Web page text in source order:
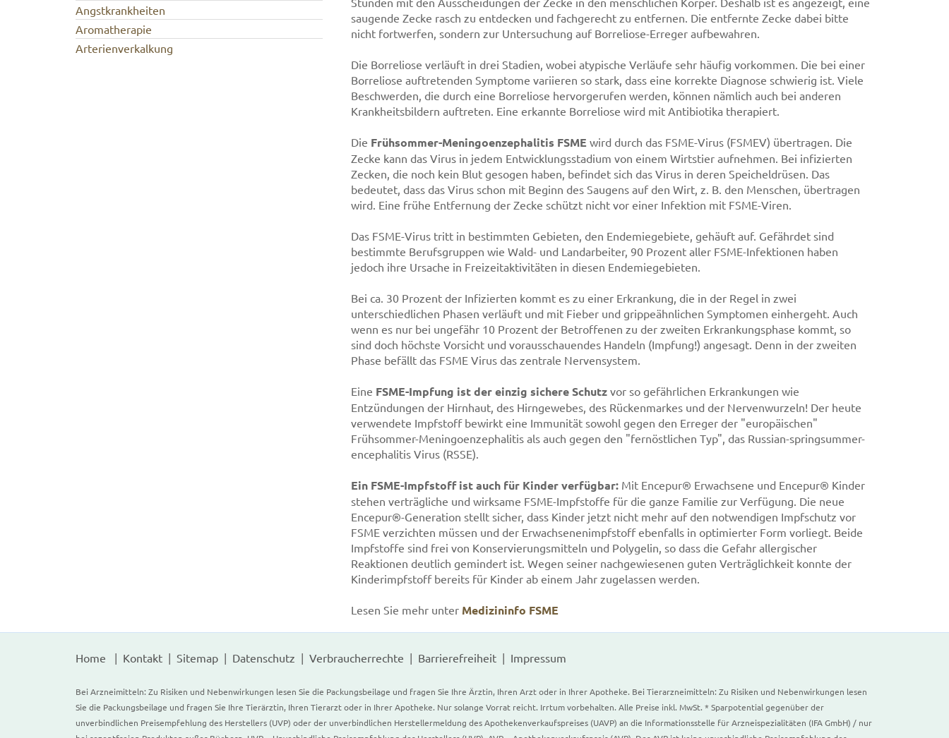
Angstkrankheiten
Aromatherapie
Arterienverkalkung
saugende Zecke rasch zu entdecken und fachgerecht zu entfernen. Die entfernte Zecke dabei bitte
nicht fortwerfen, sondern zur Untersuchung auf Borreliose-Erreger aufbewahren.
Die Borreliose verläuft in drei Stadien, wobei atypische Verläufe sehr häufig vorkommen. Die bei einer
Borreliose auftretenden Symptome variieren so stark, dass eine korrekte Diagnose schwierig ist. Viele
Beschwerden, die durch eine Borreliose hervorgerufen werden, können nämlich auch bei anderen
Krankheitsbildern auftreten. Eine erkannte Borreliose wird mit Antibiotika therapiert.
Die Frühsommer-Meningoenzephalitis FSME wird durch das FSME-Virus (FSMEV) übertragen. Die
Zecke kann das Virus in jedem Entwicklungsstadium von einem Wirtstier aufnehmen. Bei infizierten
Zecken, die noch kein Blut gesogen haben, befindet sich das Virus in deren Speicheldrüsen. Das
bedeutet, dass das Virus schon mit Beginn des Saugens auf den Wirt, z. B. den Menschen, übertragen
wird. Eine frühe Entfernung der Zecke schützt nicht vor einer Infektion mit FSME-Viren.
Das FSME-Virus tritt in bestimmten Gebieten, den Endemiegebiete, gehäuft auf. Gefährdet sind
bestimmte Berufsgruppen wie Wald- und Landarbeiter, 90 Prozent aller FSME-Infektionen haben
jedoch ihre Ursache in Freizeitaktivitäten in diesen Endemiegebieten.
Bei ca. 30 Prozent der Infizierten kommt es zu einer Erkrankung, die in der Regel in zwei
unterschiedlichen Phasen verläuft und mit Fieber und grippeähnlichen Symptomen einhergeht. Auch
wenn es nur bei ungefähr 10 Prozent der Betroffenen zu der zweiten Erkrankungsphase kommt, so
sind doch höchste Vorsicht und vorausschauendes Handeln (Impfung!) angesagt. Denn in der zweiten
Phase befällt das FSME Virus das zentrale Nervensystem.
Eine FSME-Impfung ist der einzig sichere Schutz vor so gefährlichen Erkrankungen wie
Entzündungen der Hirnhaut, des Hirngewebes, des Rückenmarkes und der Nervenwurzeln! Der heute
verwendete Impfstoff bewirkt eine Immunität sowohl gegen den Erreger der "europäischen"
Frühsommer-Meningoenzephalitis als auch gegen den "fernöstlichen Typ", das Russian-springsummer-
encephalitis Virus (RSSE).
Ein FSME-Impfstoff ist auch für Kinder verfügbar: Mit Encepur® Erwachsene und Encepur® Kinder
stehen verträgliche und wirksame FSME-Impfstoffe für die ganze Familie zur Verfügung. Die neue
Encepur®-Generation stellt sicher, dass Kinder jetzt nicht mehr auf den notwendigen Impfschutz vor
FSME verzichten müssen und der Erwachsenenimpfstoff ebenfalls in optimierter Form vorliegt. Beide
Impfstoffe sind frei von Konservierungsmitteln und Polygelin, so dass die Gefahr allergischer
Reaktionen deutlich gemindert ist. Wegen seiner nachgewiesenen guten Verträglichkeit konnte der
Kinderimpfstoff bereits für Kinder ab einem Jahr zugelassen werden.
Lesen Sie mehr unter Medizininfo FSME
Home Kontakt Sitemap Datenschutz Verbraucherrechte Barrierefreiheit Impressum
Bei Arzneimitteln: Zu Risiken und Nebenwirkungen lesen Sie die Packungsbeilage und fragen Sie Ihre Ärztin, Ihren Arzt oder in Ihrer Apotheke. Bei Tierarzneimitteln: Zu Risiken und Nebenwirkungen lesen
Sie die Packungsbeilage und fragen Sie Ihre Tierärztin, Ihren Tierarzt oder in Ihrer Apotheke. Nur solange Vorrat reicht. Irrtum vorbehalten. Alle Preise inkl. MwSt. * Sparpotential gegenüber der
unverbindlichen Preisempfehlung des Herstellers (UVP) oder der unverbindlichen Herstellermeldung des Apothekenverkaufspreises (UAVP) an die Informationsstelle für Arzneispezialitäten (IFA GmbH) / nur